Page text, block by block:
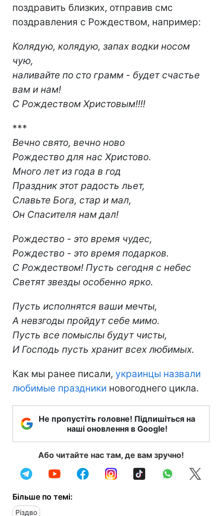
поздравить близких, отправив смс
поздравления с Рождеством, например:
Колядую, колядую, запах водки носом
чую,
наливайте по сто грамм - будет счастье
вам и нам!
С Рождеством Христовым!!!!
***
Вечно свято, вечно ново
Рождество для нас Христово.
Много лет из года в год
Праздник этот радость льет,
Славьте Бога, стар и мал,
Он Спасителя нам дал!
Рождество - это время чудес,
Рождество - это время подарков.
С Рождеством! Пусть сегодня с небес
Светят звезды особенно ярко.
Пусть исполнятся ваши мечты,
А невзгоды пройдут себе мимо.
Пусть все помыслы будут чисты,
И Господь пусть хранит всех любимых.
Как мы ранее писали, украинцы назвали
любимые праздники новогоднего цикла.
Не пропустіть головне! Підпишіться на
наші оновлення в Google!
Або читайте нас там, де вам зручно!
Більше по темі:
Різдво